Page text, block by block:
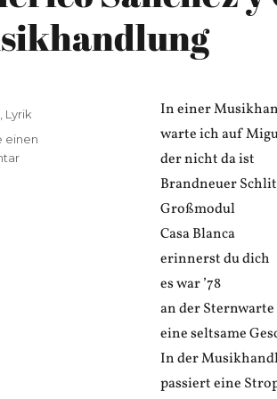
In einer
warte ich auf
der nicht da ist
Brandneuer
Großmodul
Casa Blanca
erinnerst du dich
es war ’78
an der Sternwarte
eine seltsame
In der
passiert eine
Lyrik
einen
zu